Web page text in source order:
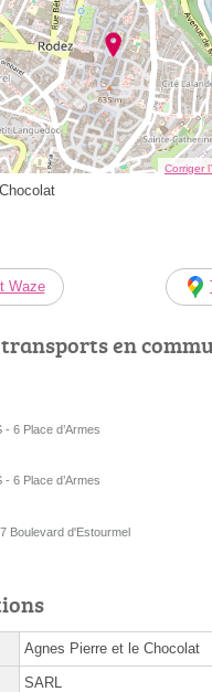
Corriger
Waze
en
6 Place d’Armes
6 Place d’Armes
Boulevard d'Estourmel
Agnes Pierre et le Chocolat
SARL